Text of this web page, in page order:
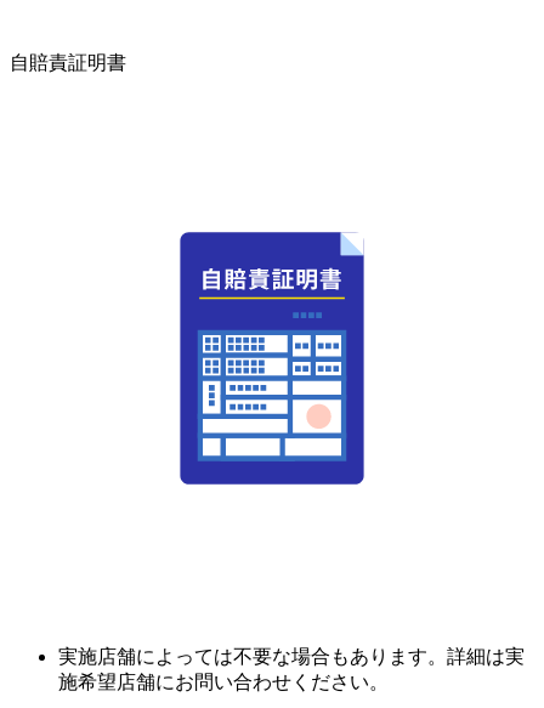
自賠責証明書
実施店舗によっては不要な場合もあります。詳細は実
施希望店舗にお問い合わせください。